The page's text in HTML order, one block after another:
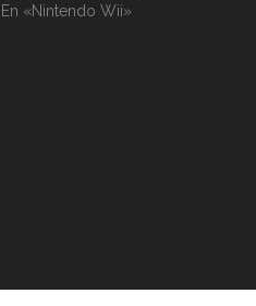
En «Nintendo Wii»